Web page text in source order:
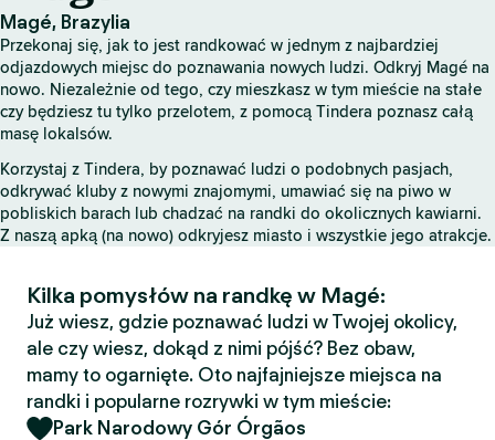
o
n
a
g
w
n
a
Magé, Brazylia
Przekonaj się, jak to jest randkować w jednym z najbardziej
odjazdowych miejsc do poznawania nowych ludzi. Odkryj Magé na
nowo. Niezależnie od tego, czy mieszkasz w tym mieście na stałe
czy będziesz tu tylko przelotem, z pomocą Tindera poznasz całą
masę lokalsów.
Korzystaj z Tindera, by poznawać ludzi o podobnych pasjach,
odkrywać kluby z nowymi znajomymi, umawiać się na piwo w
pobliskich barach lub chadzać na randki do okolicznych kawiarni.
Z naszą apką (na nowo) odkryjesz miasto i wszystkie jego atrakcje.
Kilka pomysłów na randkę w Magé:
Już wiesz, gdzie poznawać ludzi w Twojej okolicy,
ale czy wiesz, dokąd z nimi pójść? Bez obaw,
mamy to ogarnięte. Oto najfajniejsze miejsca na
randki i popularne rozrywki w tym mieście:
Park Narodowy Gór Órgãos